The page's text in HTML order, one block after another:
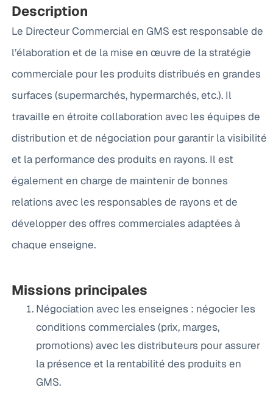
Description
Le Directeur Commercial en GMS est responsable de
l’élaboration et de la mise en œuvre de la stratégie
commerciale pour les produits distribués en grandes
surfaces (supermarchés, hypermarchés, etc.). Il
travaille en étroite collaboration avec les équipes de
distribution et de négociation pour garantir la visibilité
et la performance des produits en rayons. Il est
également en charge de maintenir de bonnes
relations avec les responsables de rayons et de
développer des offres commerciales adaptées à
chaque enseigne.
Missions principales
Négociation avec les enseignes : négocier les
conditions commerciales (prix, marges,
promotions) avec les distributeurs pour assurer
la présence et la rentabilité des produits en
GMS.